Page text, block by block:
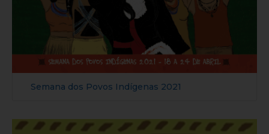
Semana dos Povos Indígenas 2021